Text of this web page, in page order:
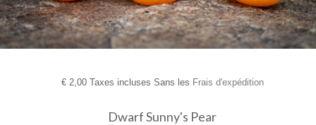
€2,00 Taxes incluses Sans les Frais d'expédition
Dwarf Sunny's Pear